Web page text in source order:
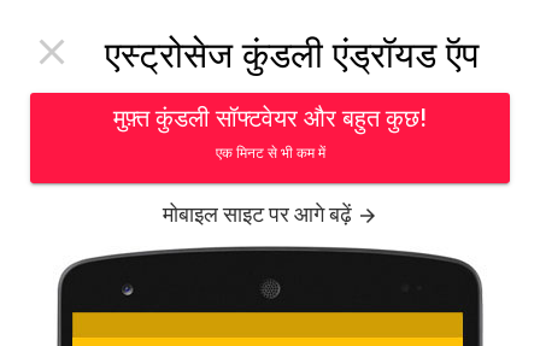
 एस्ट्रोसेज कुंडली एंड्रॉयड ऍप
मुफ़्त कुंडली सॉफ्टवेयर और बहुत कुछ!
एक मिनट से भी कम में
मोबाइल साइट पर आगे बढ़ें 